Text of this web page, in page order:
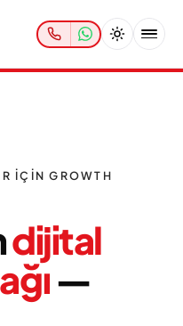
IÇIN GROWTH
dijital
—